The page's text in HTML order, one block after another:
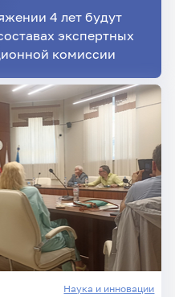
4 лет будут
экспертных
комиссии
Наука и инновации